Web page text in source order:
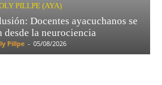
PILLPE (AYA)
Docentes ayacuchanos se
desde la neurociencia
Pillpe - 05/08/2026